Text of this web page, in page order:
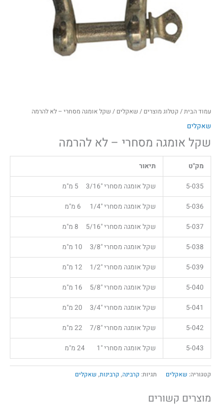
עמוד הבית/ קטלוג מוצרים / שאקלים / שקל אומגה מסחרי – לא להרמה
שאקלים
שקל אומגה מסחרי – לא להרמה
מק"ט תיאור
5-035 שקל אומגה מסחרי "3/16 5 מ"מ
5-036 שקל אומגה מסחרי "1/4 6 מ"מ
5-037 שקל אומגה מסחרי "5/16 8 מ"מ
5-038 שקל אומגה מסחרי "3/8 10 מ"מ
5-039 שקל אומגה מסחרי "1/2 12 מ"מ
5-040 שקל אומגה מסחרי "5/8 16 מ"מ
5-041 שקל אומגה מסחרי "3/4 20 מ"מ
5-042 שקל אומגה מסחרי "7/8 22 מ"מ
5-043 שקל אומגה מסחרי "1 24 מ"מ
קטגוריה: שאקלים תגיות: קרבינה, קרבינות, שאקלים
מוצרים קשורים